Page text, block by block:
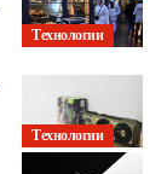
Технологии
Технологии